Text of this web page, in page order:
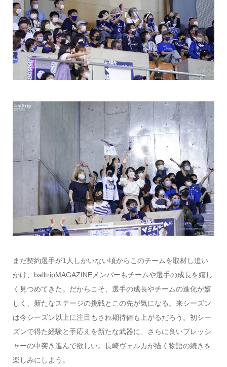
まだ契約選手が1人しかいない頃からこのチームを取材し追い
かけ、balltripMAGAZINEメンバーもチームや選手の成長を嬉し
く見つめてきた。だからこそ、選手の成長やチームの進化が嬉
しく、新たなステージの挑戦とこの先が気になる。来シーズン
は今シーズン以上に注目もされ期待値も上がるだろう。初シー
ズンで得た経験と手応えを新たな武器に、さらに良いプレッシ
ャーの中突き進んで欲しい。長崎ヴェルカが描く物語の続きを
楽しみにしよう。